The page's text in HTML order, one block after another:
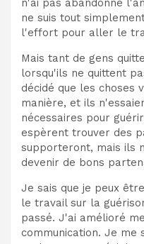
n'ai pas abandonné
ne suis tout
l'effort pour aller le
Mais tant de gens
lorsqu'ils ne quittent
décidé que les choses
manière, et ils
nécessaires pour
espèrent trouver des
supporteront, mais ils
devenir de bons
Je sais que je peux
le travail sur la
passé. J'ai amélioré
communication. Je me